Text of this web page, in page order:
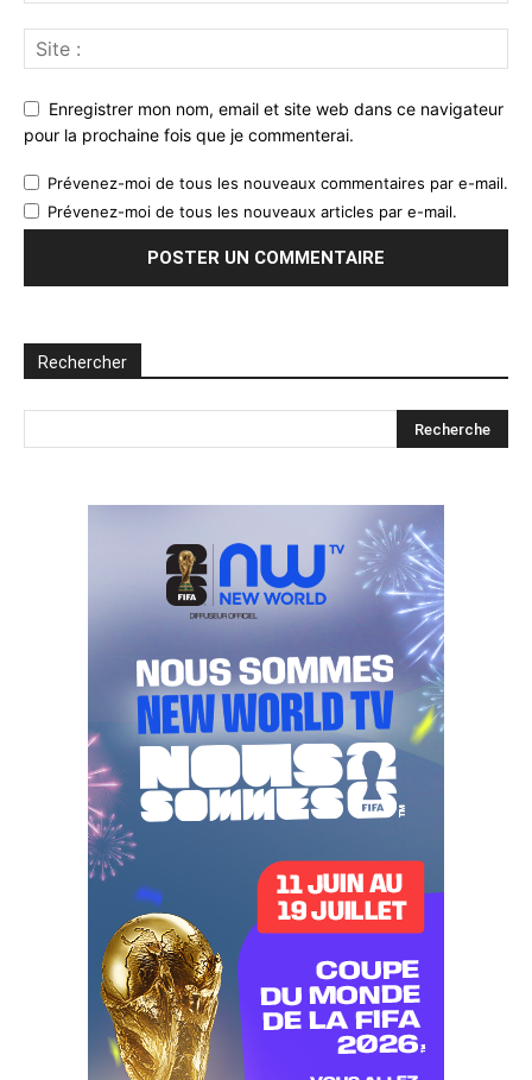
Enregistrer mon nom, email et site web dans ce navigateur
pour la prochaine fois que je commenterai.
Prévenez-moi de tous les nouveaux commentaires par e-mail.
Prévenez-moi de tous les nouveaux articles par e-mail.
Rechercher